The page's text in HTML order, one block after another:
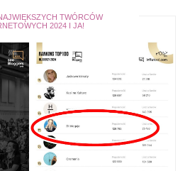
TWÓRCÓW
2024 I JA!